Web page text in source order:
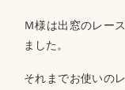
Ｍ様は出窓のレー
ました。
それまでお使いの